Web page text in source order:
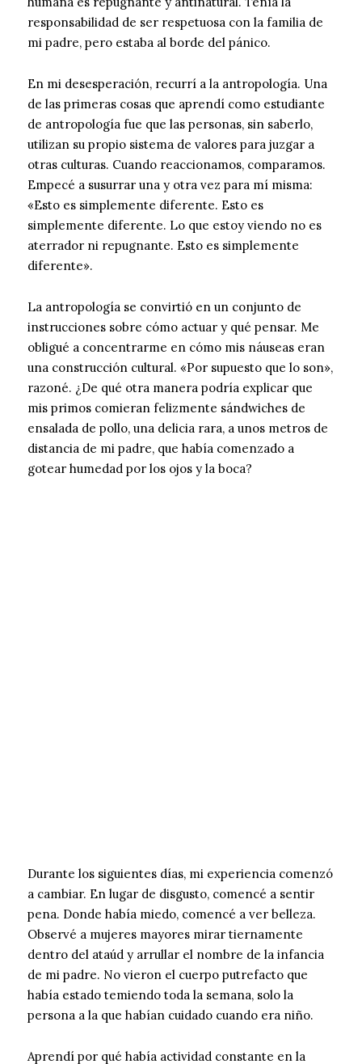
responsabilidad de ser respetuosa con la familia de
mi padre, pero estaba al borde del pánico.
En mi desesperación, recurrí a la antropología. Una
de las primeras cosas que aprendí como estudiante
de antropología fue que las personas, sin saberlo,
utilizan su propio sistema de valores para juzgar a
otras culturas. Cuando reaccionamos, comparamos.
Empecé a susurrar una y otra vez para mí misma:
«Esto es simplemente diferente. Esto es
simplemente diferente. Lo que estoy viendo no es
aterrador ni repugnante. Esto es simplemente
diferente».
La antropología se convirtió en un conjunto de
instrucciones sobre cómo actuar y qué pensar. Me
obligué a concentrarme en cómo mis náuseas eran
una construcción cultural. «Por supuesto que lo son»,
razoné. ¿De qué otra manera podría explicar que
mis primos comieran felizmente sándwiches de
ensalada de pollo, una delicia rara, a unos metros de
distancia de mi padre, que había comenzado a
gotear humedad por los ojos y la boca?
Durante los siguientes días, mi experiencia comenzó
a cambiar. En lugar de disgusto, comencé a sentir
pena. Donde había miedo, comencé a ver belleza.
Observé a mujeres mayores mirar tiernamente
dentro del ataúd y arrullar el nombre de la infancia
de mi padre. No vieron el cuerpo putrefacto que
había estado temiendo toda la semana, solo la
persona a la que habían cuidado cuando era niño.
Aprendí por qué había actividad constante en la